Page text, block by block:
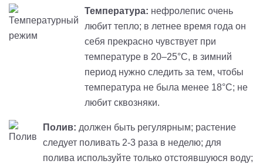
Температура: нефролепис очень
любит тепло; в летнее время года он
себя прекрасно чувствует при
температуре в 20–25°С, в зимний
период нужно следить за тем, чтобы
температура не была менее 18°С; не
любит сквозняки.
Полив: должен быть регулярным; растение
следует поливать 2-3 раза в неделю; для
полива используйте только отстоявшуюся воду;